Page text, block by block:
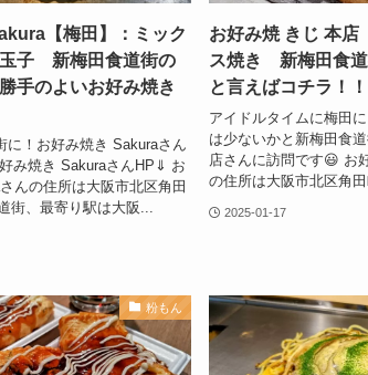
【梅田】：ミック
子 新梅田食道街の
手のよいお好み焼き
に！お好み焼き Sakuraさん
み焼き SakuraさんHP⇓ お
んの住所は大阪市北区角田
街、最寄り駅は大阪...
お好み焼 きじ 本店
ス焼き 新梅田食道
と言えばコチラ！！
アイドルタイムに梅田
は少ないかと新梅田食
店さんに訪問です😃 お
の住所は大阪市北区角
2025-01-17
粉もん